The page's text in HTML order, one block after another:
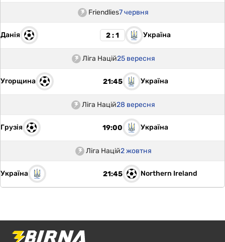
Friendlies7 червня
Данія 2 : 1 Україна
Ліга Націй25 вересня
Угорщина 21:45 Україна
Ліга Націй28 вересня
Грузія 19:00 Україна
Ліга Націй2 жовтня
Україна 21:45 Northern Ireland